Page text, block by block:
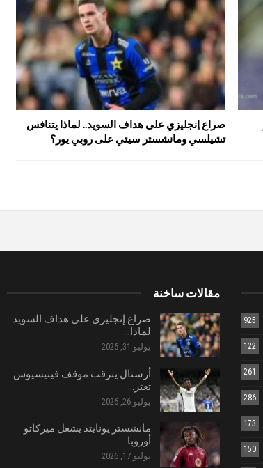
صراع إنجليزي على هداف السويد.. لماذا يتنافس
تشيلسي ومانشستر سيتي على روبي يور؟
925
122
261
286
173
150
مقالات ساخنة
صراع إنجليزي على هداف السويد..
لماذا…
يوليو 31, 2026
أرسنال يترقب موقف فينيسيوس..
تعثر…
يوليو 26, 2026
مانشستر يونايتد يشعل ميركاتو
أوروبا..…
يوليو 17, 2026